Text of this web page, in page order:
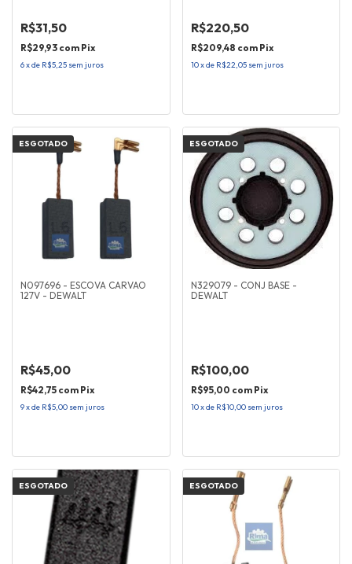
R$31,50
R$29,93 com Pix
6xde R$5,25 sem juros
R$220,50
R$209,48 com Pix
10xde R$22,05 sem juros
ESGOTADO
N097696 - ESCOVA CARVAO
127V - DEWALT
R$45,00
R$42,75 com Pix
9xde R$5,00 sem juros
ESGOTADO
N329079 - CONJ BASE -
DEWALT
R$100,00
R$95,00 com Pix
10xde R$10,00 sem juros
ESGOTADO ESGOTADO